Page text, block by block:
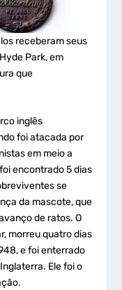
receberam seus
Park, em
que
inglês
foi atacada por
em meio a
encontrado 5 dias
se
da mascote, que
de ratos. O
morreu quatro dias
e foi enterrado
Ele foi o